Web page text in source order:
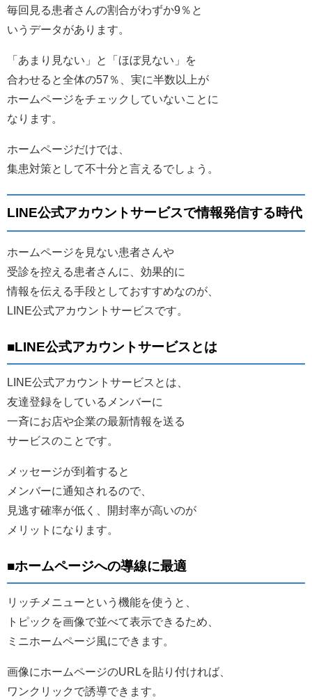
毎回見る患者さんの割合がわずか9％と
いうデータがあります。
「あまり見ない」と「ほぼ見ない」を
合わせると全体の57％、実に半数以上が
ホームページをチェックしていないことに
なります。
ホームページだけでは、
集患対策として不十分と言えるでしょう。
LINE公式アカウントサービスで情報発信する時代
ホームページを見ない患者さんや
受診を控える患者さんに、効果的に
情報を伝える手段としておすすめなのが、
LINE公式アカウントサービスです。
■LINE公式アカウントサービスとは
LINE公式アカウントサービスとは、
友達登録をしているメンバーに
一斉にお店や企業の最新情報を送る
サービスのことです。
メッセージが到着すると
メンバーに通知されるので、
見逃す確率が低く、開封率が高いのが
メリットになります。
■ホームページへの導線に最適
リッチメニューという機能を使うと、
トピックを画像で並べて表示できるため、
ミニホームページ風にできます。
画像にホームページのURLを貼り付ければ、
ワンクリックで誘導できます。